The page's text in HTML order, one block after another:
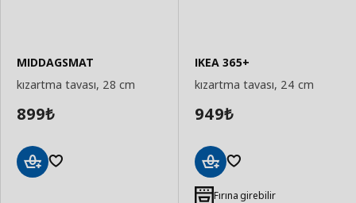
MIDDAGSMAT
kızartma tavası, 28 cm
899₺
IKEA 365+
kızartma tavası, 24 cm
949₺
Ekle Fırına girebilir